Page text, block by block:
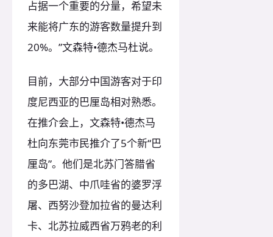
占据一个重要的分量，希望未
来能将广东的游客数量提升到
20%。”文森特•德杰马杜说。
目前，大部分中国游客对于印
度尼西亚的巴厘岛相对熟悉。
在推介会上，文森特•德杰马
杜向东莞市民推介了5个新“巴
厘岛”。他们是北苏门答腊省
的多巴湖、中爪哇省的婆罗浮
屠、西努沙登加拉省的曼达利
卡、北苏拉威西省万鸦老的利